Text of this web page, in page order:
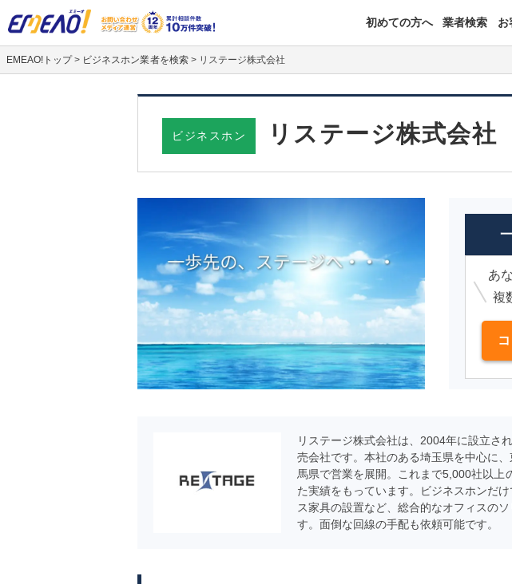
初めての方へ 業者検索 お
EMEAO!トップ > ビジネスホン業者を検索 > リステージ株式会社
ビジネスホン リステージ株式会社
あ
複
リステージ株式会社は、2004年に設立さ
売会社です。本社のある埼玉県を中心に
馬県で営業を展開。これまで5,000社以上
た実績をもっています。ビジネスホンだ
ス家具の設置など、総合的なオフィスの
す。面倒な回線の手配も依頼可能です。